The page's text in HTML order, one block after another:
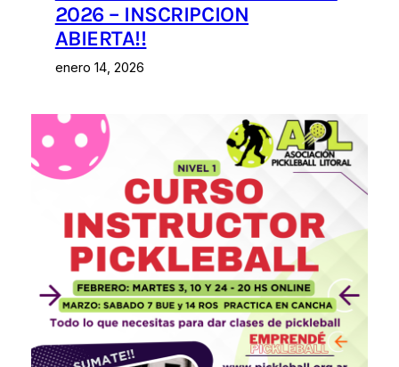
2026 – INSCRIPCION
ABIERTA!!
enero 14, 2026